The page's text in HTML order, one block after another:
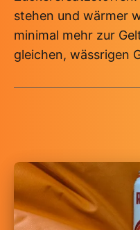
stehen und wärmer
minimal mehr zur
gleichen, wässrigen